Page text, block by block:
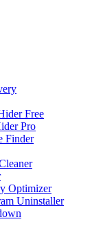
Free
Pro
Finder
Optimizer
Uninstaller